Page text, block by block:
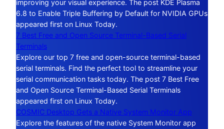
improving your visual experience. The post KDE Plasma
6.8 to Enable Triple Buffering by Default for NVIDIA GPUs
appeared first on Linux Today.
7 Best Free and Open Source Terminal-Based Serial
Terminals
Explore our top 7 free and open-source terminal-based
serial terminals. Find the perfect tool to streamline your
serial communication tasks today. The post 7 Best Free
and Open Source Terminal-Based Serial Terminals
appeared first on Linux Today.
COSMIC Desktop Gets a Native System Monitor App
Explore the features of the native System Monitor app